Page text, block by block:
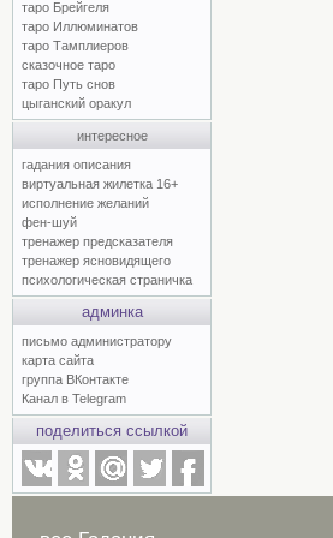
таро Брейгеля
таро Иллюминатов
таро Тамплиеров
сказочное таро
таро Путь снов
цыганский оракул
интересное
гадания описания
виртуальная жилетка 16+
исполнение желаний
фен-шуй
тренажер предсказателя
тренажер ясновидящего
психологическая страничка
админка
письмо администратору
карта сайта
группа ВКонтакте
Канал в Telegram
поделиться ссылкой